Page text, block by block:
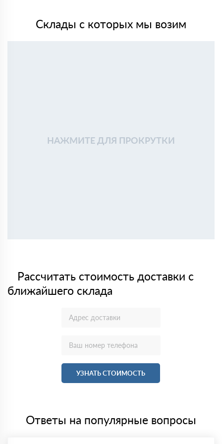
Склады с которых мы возим
НАЖМИТЕ ДЛЯ ПРОКРУТКИ
Рассчитать стоимость доставки с
ближайшего склада
УЗНАТЬ СТОИМОСТЬ
Ответы на популярные вопросы